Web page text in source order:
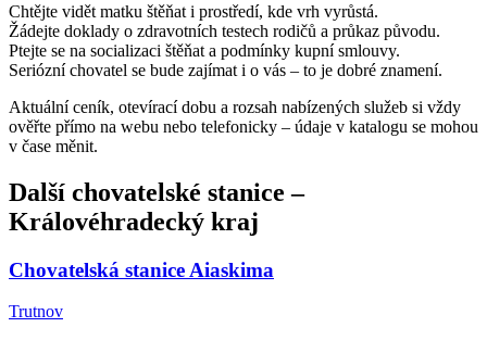
Chtějte vidět matku štěňat i prostředí, kde vrh vyrůstá.
Žádejte doklady o zdravotních testech rodičů a průkaz původu.
Ptejte se na socializaci štěňat a podmínky kupní smlouvy.
Seriózní chovatel se bude zajímat i o vás – to je dobré znamení.
Aktuální ceník, otevírací dobu a rozsah nabízených služeb si vždy
ověřte přímo na webu nebo telefonicky – údaje v katalogu se mohou
v čase měnit.
Další chovatelské stanice –
Královéhradecký kraj
Chovatelská stanice Aiaskima
Trutnov